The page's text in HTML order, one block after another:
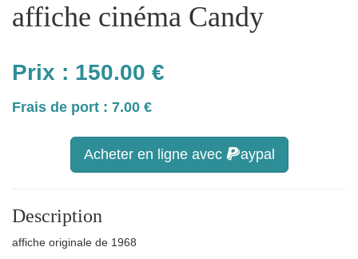
affiche cinéma Candy
Prix : 150.00 €
Frais de port : 7.00 €
Acheter en ligne avec aypal
Description
affiche originale de 1968